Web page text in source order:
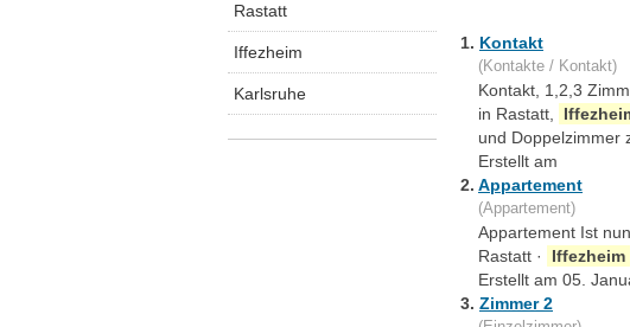
1. Kontakt
(Kontakte / Kontakt)
Kontakt, 1,2,3
in Rastatt,
und Doppelzimmer
Erstellt am
2. Appartement
(Appartement)
Appartement Ist
Rastatt ·
Iffezheim
Erstellt am 05.
3. Zimmer 2
Rastatt
Iffezheim
Karlsruhe